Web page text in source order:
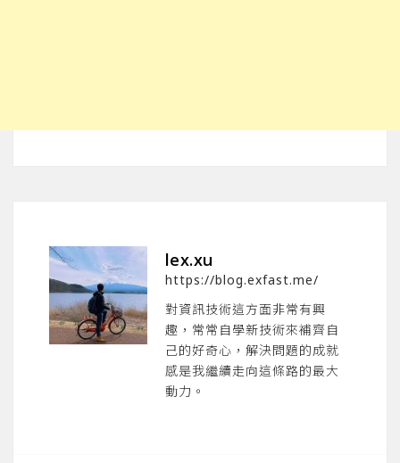
lex.xu
https://blog.exfast.me/
對資訊技術這方面非常有興
趣，常常自學新技術來補齊自
己的好奇心，解決問題的成就
感是我繼續走向這條路的最大
動力。